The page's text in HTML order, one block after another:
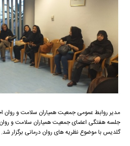
مدیر روابط عمومی جمعیت همیاران سلامت و روان
جلسه هفتگی اعضای جمعیت همیاران سلامت و
گلدیس با موضوع نظریه های روان درمانی برگزار شد.